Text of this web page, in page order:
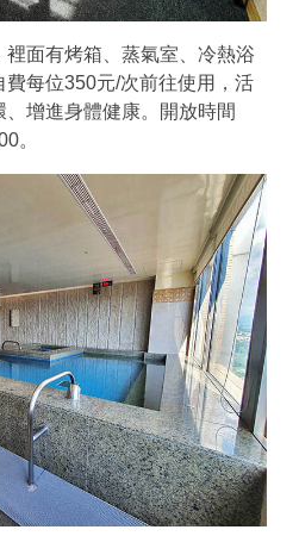
面有烤箱、蒸氣室、冷熱浴
每位350元/次前往使用，活
增進身體健康。開放時間
。